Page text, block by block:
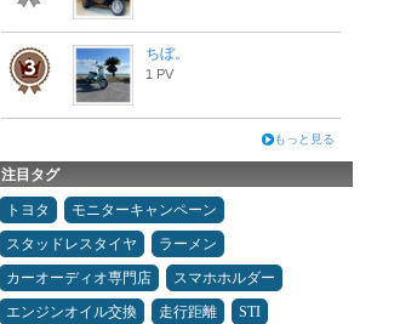
ちぼ。
1 PV
もっと見る
注目タグ
トヨタ
モニターキャンペーン
スタッドレスタイヤ
ラーメン
カーオーディオ専門店
スマホホルダー
エンジンオイル交換
走行距離
STI